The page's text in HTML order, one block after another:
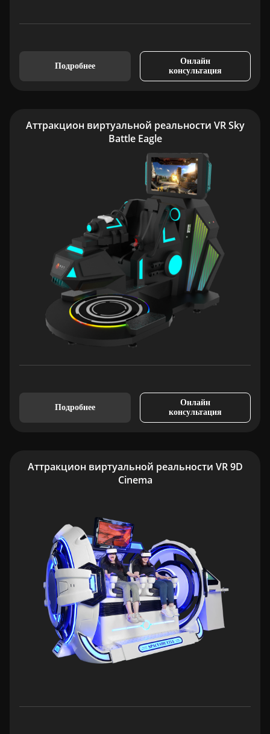
Подробнее
Онлайн
консультация
Аттракцион виртуальной реальности VR Sky
Battle Eagle
Подробнее
Онлайн
консультация
Аттракцион виртуальной реальности VR 9D
Cinema